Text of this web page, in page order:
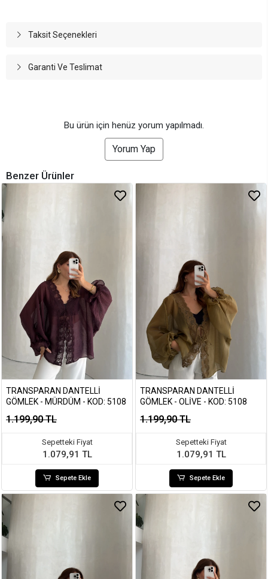
Taksit Seçenekleri
Garanti Ve Teslimat
Bu ürün için henüz yorum yapılmadı.
Yorum Yap
Benzer Ürünler
TRANSPARAN DANTELLI
GÖMLEK - MÜRDÜM - KOD: 5108
1.199,90 TL
Sepetteki Fiyat
1.079,91 TL
Sepete Ekle
TRANSPARAN DANTELLI
GÖMLEK - OLIVE - KOD: 5108
1.199,90 TL
Sepetteki Fiyat
1.079,91 TL
Sepete Ekle